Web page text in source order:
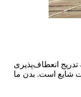
انعطاف‌پذیری
شایع است. بدن ما